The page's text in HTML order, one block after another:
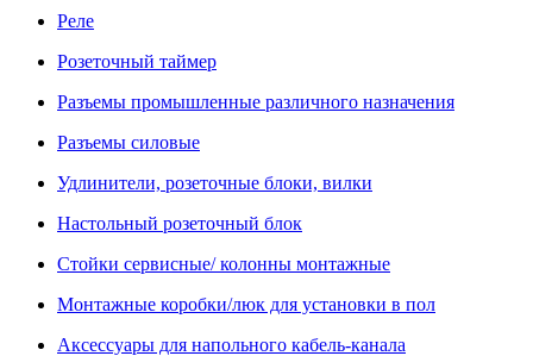
Реле
Розеточный таймер
Разъемы промышленные различного назначения
Разъемы силовые
Удлинители, розеточные блоки, вилки
Настольный розеточный блок
Стойки сервисные/ колонны монтажные
Монтажные коробки/люк для установки в пол
Аксессуары для напольного кабель-канала